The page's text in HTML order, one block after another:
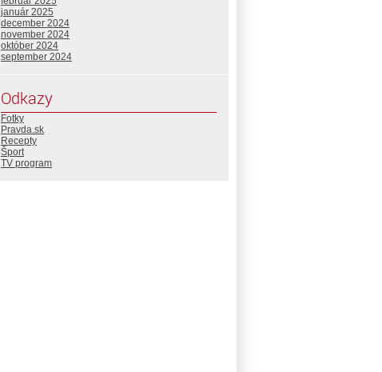
január 2025
december 2024
november 2024
október 2024
september 2024
Odkazy
Fotky
Pravda.sk
Recepty
Šport
TV program